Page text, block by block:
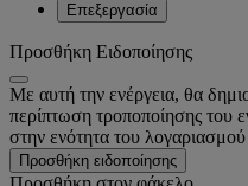
Επεξεργασία
Προσθήκη Ειδοποίησης
Με αυτή την ενέργεια, θα
περίπτωση τροποποίησης του
στην ενότητα του
Προσθήκη ειδοποίησης